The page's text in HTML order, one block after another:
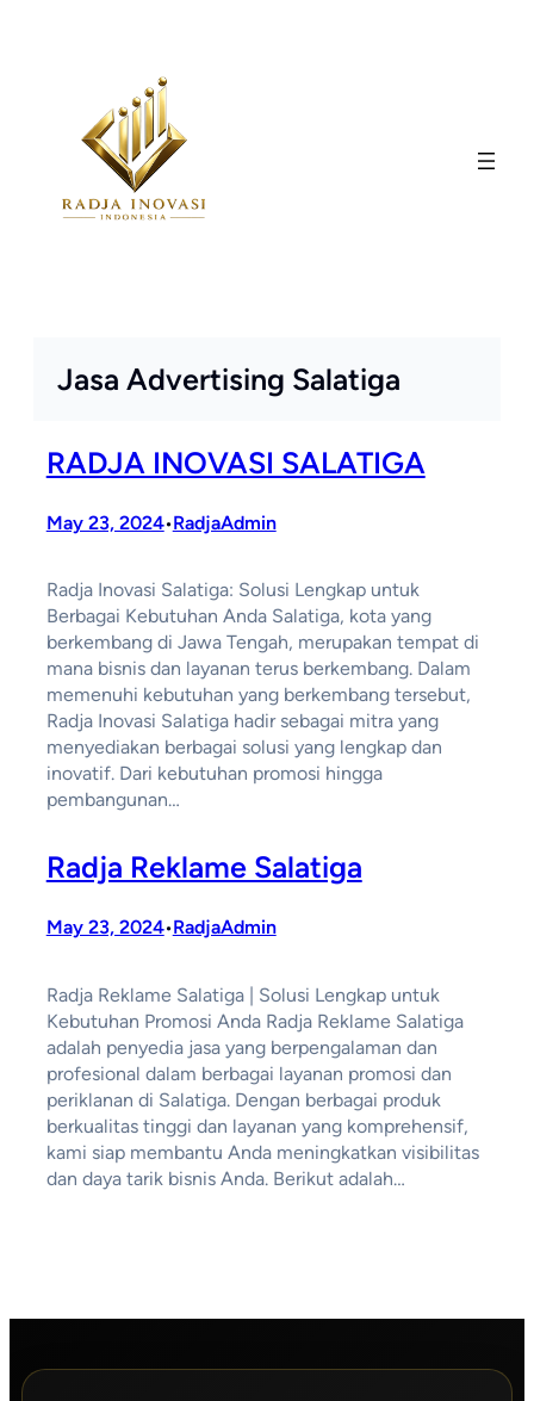
Jasa Advertising Salatiga
RADJA INOVASI SALATIGA
May 23, 2024•RadjaAdmin
Radja Inovasi Salatiga: Solusi Lengkap untuk
Berbagai Kebutuhan Anda Salatiga, kota yang
berkembang di Jawa Tengah, merupakan tempat di
mana bisnis dan layanan terus berkembang. Dalam
memenuhi kebutuhan yang berkembang tersebut,
Radja Inovasi Salatiga hadir sebagai mitra yang
menyediakan berbagai solusi yang lengkap dan
inovatif. Dari kebutuhan promosi hingga
pembangunan…
Radja Reklame Salatiga
May 23, 2024•RadjaAdmin
Radja Reklame Salatiga | Solusi Lengkap untuk
Kebutuhan Promosi Anda Radja Reklame Salatiga
adalah penyedia jasa yang berpengalaman dan
profesional dalam berbagai layanan promosi dan
periklanan di Salatiga. Dengan berbagai produk
berkualitas tinggi dan layanan yang komprehensif,
kami siap membantu Anda meningkatkan visibilitas
dan daya tarik bisnis Anda. Berikut adalah…